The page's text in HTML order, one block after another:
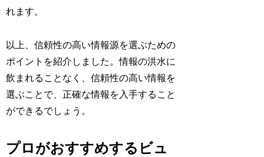
れます。
以上、信頼性の高い情報源を選ぶための
ポイントを紹介しました。情報の洪水に
飲まれることなく、信頼性の高い情報を
選ぶことで、正確な情報を入手すること
ができるでしょう。
プロがおすすめするビュ